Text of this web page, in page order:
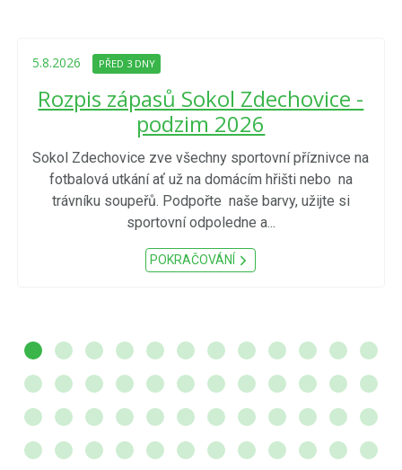
5.8.2026 PŘED 3 DNY
Rozpis zápasů Sokol Zdechovice -
podzim 2026
Sokol Zdechovice zve všechny sportovní příznivce na
fotbalová utkání ať už na domácím hřišti nebo na
trávníku soupeřů. Podpořte naše barvy, užijte si
sportovní odpoledne a...
POKRAČOVÁNÍ